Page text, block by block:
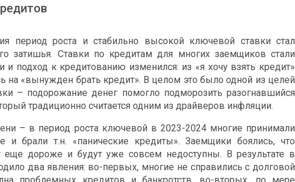
период роста и стабильно высокой ключевой ставки стал
затишья. Ставки по кредитам для многих заемщиков стали
и подход к кредитованию изменился: из «я хочу взять кредит»
на «вынужден брать кредит». В целом это было одной из целей
– подорожание денег помогло подморозить разогнавшийся
традиционно считается одним из драйверов инфляции.
– в период роста ключевой в 2023-2024 многие принимали
и брали т.н. «панические кредиты». Заемщики боялись, что
еще дороже и будут уже совсем недоступны. В результате в
два явления: во-первых, многие не справились с долговой